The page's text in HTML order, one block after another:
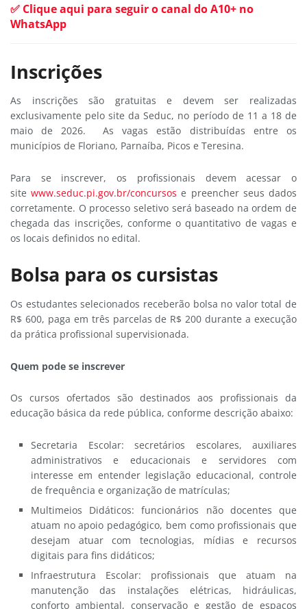
✅ Clique aqui para seguir o canal do A10+ no
WhatsApp
Inscrições
As inscrições são gratuitas e devem ser realizadas
exclusivamente pelo site da Seduc, no período de 11 a 18 de
maio de 2026. As vagas estão distribuídas entre os
municípios de Floriano, Parnaíba, Picos e Teresina.
Para se inscrever, os profissionais devem acessar o
site www.seduc.pi.gov.br/concursos e preencher seus dados
corretamente. O processo seletivo será baseado na ordem de
chegada das inscrições, conforme o quantitativo de vagas e
os locais definidos no edital.
Bolsa para os cursistas
Os estudantes selecionados receberão bolsa no valor total de
R$ 600, paga em três parcelas de R$ 200 durante a execução
da prática profissional supervisionada.
Quem pode se inscrever
Os cursos ofertados são destinados aos profissionais da
educação básica da rede pública, conforme descrição abaixo:
Secretaria Escolar: secretários escolares, auxiliares
administrativos e educacionais e servidores com
interesse em entender legislação educacional, controle
de frequência e organização de matrículas;
Multimeios Didáticos: funcionários não docentes que
atuam no apoio pedagógico, bem como profissionais que
desejam atuar com tecnologias, mídias e recursos
digitais para fins didáticos;
Infraestrutura Escolar: profissionais que atuam na
manutenção das instalações elétricas, hidráulicas,
conforto ambiental, conservação e gestão de espaços